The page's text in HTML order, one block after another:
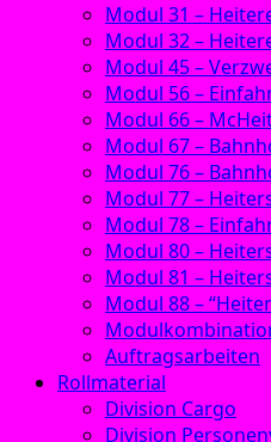
Modul 31 –
Modul 32 –
Modul 45 –
Modul 56 –
Modul 66 –
Modul 67 –
Modul 76 –
Modul 77 –
Modul 78 –
Modul 80 –
Modul 81 –
Modul 88 –
Auftragsarbeiten
Rollmaterial
Division Cargo
Division